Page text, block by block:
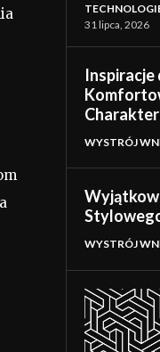
31 lipca, 2026
Inspiracje
WYSTRÓJ
WYSTRÓJ